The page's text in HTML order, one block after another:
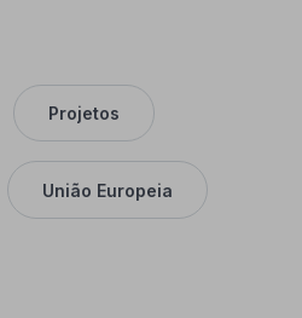
Projetos
União Europeia